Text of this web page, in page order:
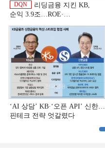
DQN
리딩금융 지킨 KB,
순익 3.9조…ROE·
상반기 금융 리그테이블]
‘AI 상담’ KB·‘오픈 API’ 신한…
핀테크 전략 엇갈렸다